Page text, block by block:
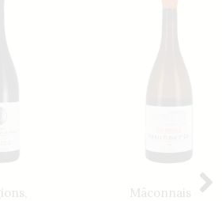
Mâconnais